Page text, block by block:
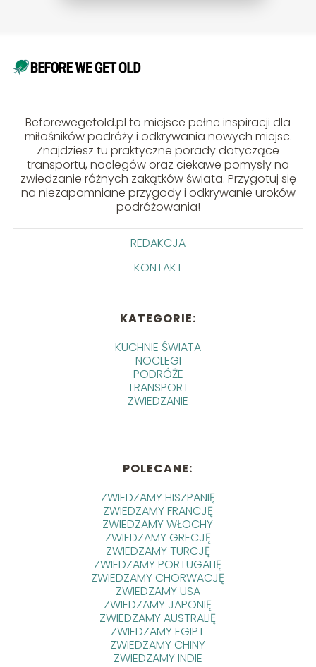
Beforewegetold.pl to miejsce pełne inspiracji dla
miłośników podróży i odkrywania nowych miejsc.
Znajdziesz tu praktyczne porady dotyczące
transportu, noclegów oraz ciekawe pomysły na
zwiedzanie różnych zakątków świata. Przygotuj się
na niezapomniane przygody i odkrywanie uroków
podróżowania!
REDAKCJA
KONTAKT
KATEGORIE:
KUCHNIE ŚWIATA
NOCLEGI
PODRÓŻE
TRANSPORT
ZWIEDZANIE
POLECANE:
ZWIEDZAMY HISZPANIĘ
ZWIEDZAMY FRANCJĘ
ZWIEDZAMY WŁOCHY
ZWIEDZAMY GRECJĘ
ZWIEDZAMY TURCJĘ
ZWIEDZAMY PORTUGALIĘ
ZWIEDZAMY CHORWACJĘ
ZWIEDZAMY USA
ZWIEDZAMY JAPONIĘ
ZWIEDZAMY AUSTRALIĘ
ZWIEDZAMY EGIPT
ZWIEDZAMY CHINY
ZWIEDZAMY INDIE